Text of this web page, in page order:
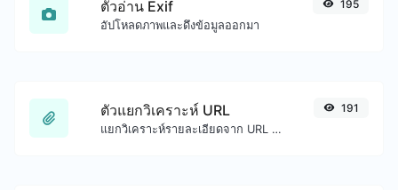
ตัวอ่าน Exif
อัปโหลดภาพและดึงข้อมูลออกมา
195
ตัวแยกวิเคราะห์ URL
แยกวิเคราะห์รายละเอียดจาก URL ใดๆ
191